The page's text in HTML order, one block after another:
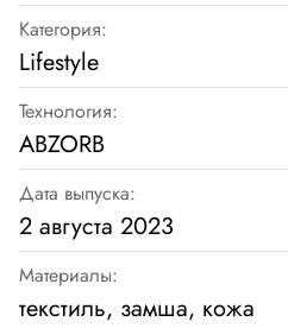
Категория:
Lifestyle
Технология:
ABZORB
Дата выпуска:
2 августа 2023
Материалы:
текстиль, замша, кожа